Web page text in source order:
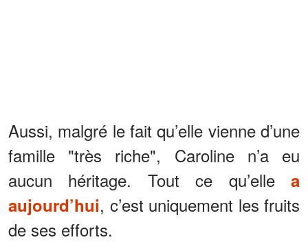
Aussi, malgré le fait qu’elle vienne d’une
famille "très riche", Caroline n’a eu
aucun héritage. Tout ce qu’elle a
aujourd’hui, c’est uniquement les fruits
de ses efforts.